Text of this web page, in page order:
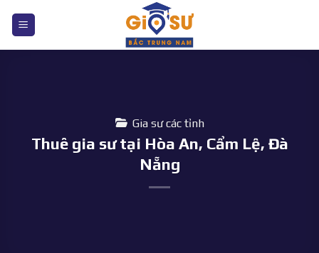
nội
Gia sư các tỉnh
Thuê gia sư tại Hòa An, Cẩm Lệ, Đà
Nẵng